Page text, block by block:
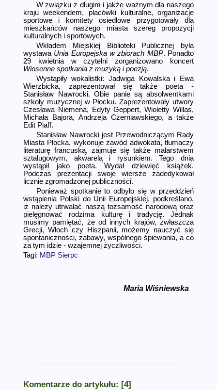
W związku z długim i jakże ważnym dla naszego
kraju weekendem, placówki kulturalne, organizacje
sportowe i komitety osiedlowe przygotowały dla
mieszkańców naszego miasta szereg propozycji
kulturalnych i sportowych.
Wkładem Miejskiej Biblioteki Publicznej była
wystawa Unia Europejska w zbiorach MBP. Ponadto
29 kwietnia w czytelni zorganizowano koncert
Wiosenne spotkania z muzyką i poezją.
Wystąpiły wokalistki: Jadwiga Kowalska i Ewa
Wierzbicka, zaprezentował się także poeta -
Stanisław Nawrocki. Obie panie są absolwentkami
szkoły muzycznej w Płocku. Zaprezentowały utwory
Czesława Niemena, Edyty Geppert, Wioletty Willas,
Michała Bajora, Andrzeja Czerniawskie­go, a także
Edit Piaff.
Stanisław Nawrocki jest Przewodniczącym Rady
Miasta Płocka, wykonuje zawód adwokata, tłumaczy
literaturę francuską, zajmuje się także malarstwem
sztalugowym, akwarelą i rysunkiem. Tego dnia
wystąpił jako poeta. Wydał dziewięć książek.
Podczas prezentacji swoje wiersze zadedykował
licznie zgromadzonej publiczności.
Ponieważ spotkanie to odbyło się w przeddzień
wstąpienia Polski do Unii Europejskiej, podkreślano,
iż należy utrwalać naszą tożsamość narodową oraz
pielęgnować rodzima kulturę i tradycję. Jednak
musimy pamiętać, że od innych krajów, zwłaszcza
Grecji, Włoch czy Hiszpanii, możemy nauczyć się
spontaniczności, zabawy, wspólnego śpiewania, a co
za tym idzie - wzajemnej życzliwości.
Tagi: MBP Sierpc
Maria Wiśniewska
Komentarze do artykułu: [4]